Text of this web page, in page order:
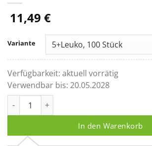
11,49 €
Variante
Verfügbarkeit: aktuell vorrätig
Verwendbar bis: 20.05.2028
In den Warenkorb